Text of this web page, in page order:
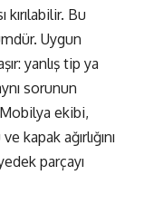
Bu
Uygun
yanlış tip ya
sorunun
ekibi,
ağırlığını
parçayı